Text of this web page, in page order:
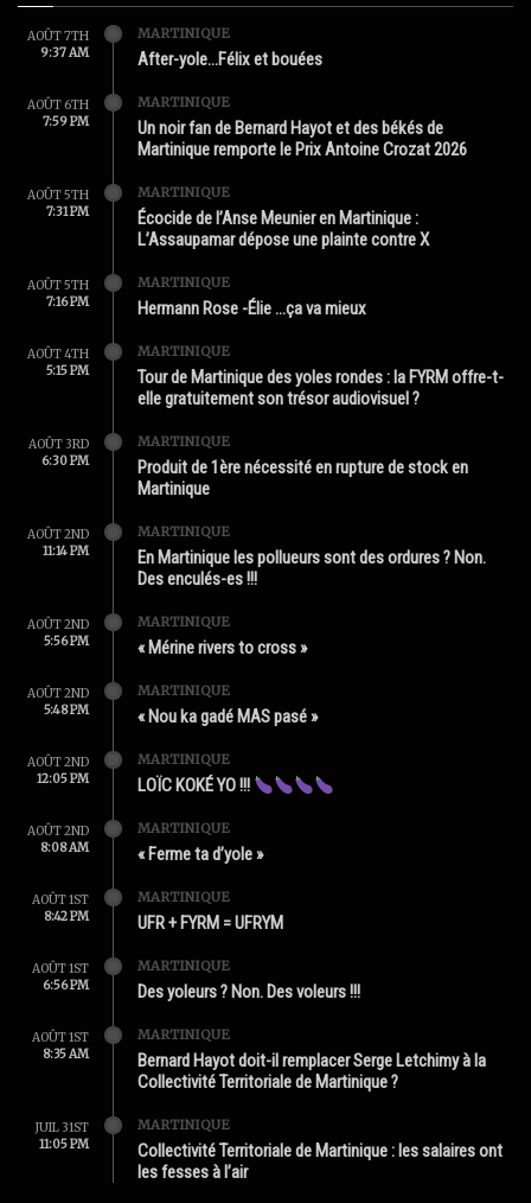
AOÛT 7TH
9:37 AM
MARTINIQUE
After-yole…Félix et bouées
AOÛT 6TH
7:59 PM
MARTINIQUE
Un noir fan de Bernard Hayot et des békés de
Martinique remporte le Prix Antoine Crozat 2026
AOÛT 5TH
7:31 PM
MARTINIQUE
Écocide de l’Anse Meunier en Martinique :
L’Assaupamar dépose une plainte contre X
AOÛT 5TH
7:16 PM
MARTINIQUE
Hermann Rose -Élie …ça va mieux
AOÛT 4TH
5:15 PM
MARTINIQUE
Tour de Martinique des yoles rondes : la FYRM offre-t-
elle gratuitement son trésor audiovisuel ?
AOÛT 3RD
6:30 PM
MARTINIQUE
Produit de 1ère nécessité en rupture de stock en
Martinique
AOÛT 2ND
11:14 PM
MARTINIQUE
En Martinique les pollueurs sont des ordures ? Non.
Des enculés-es !!!
AOÛT 2ND
5:56 PM
MARTINIQUE
« Mérine rivers to cross »
AOÛT 2ND
5:48 PM
MARTINIQUE
« Nou ka gadé MAS pasé »
AOÛT 2ND
12:05 PM
MARTINIQUE
LOÏC KOKÉ YO !!!
AOÛT 2ND
8:08 AM
MARTINIQUE
« Ferme ta d’yole »
AOÛT 1ST
8:42 PM
MARTINIQUE
UFR + FYRM = UFRYM
AOÛT 1ST
6:56 PM
MARTINIQUE
Des yoleurs ? Non. Des voleurs !!!
AOÛT 1ST
8:35 AM
MARTINIQUE
Bernard Hayot doit-il remplacer Serge Letchimy à la
Collectivité Territoriale de Martinique ?
JUIL 31ST
11:05 PM
MARTINIQUE
Collectivité Territoriale de Martinique : les salaires ont
les fesses à l’air